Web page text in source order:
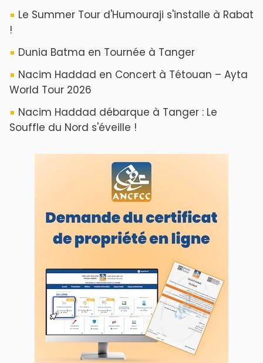
Le Summer Tour d'Humouraji s'installe à Rabat
!
Dunia Batma en Tournée à Tanger
Nacim Haddad en Concert à Tétouan – Ayta
World Tour 2026
Nacim Haddad débarque à Tanger : Le
Souffle du Nord s'éveille !